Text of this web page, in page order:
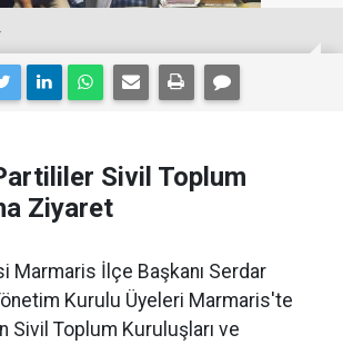
Sivil Toplum
Ziyaret
Marmaris İlçe Başkanı Serdar
Kurulu Üyeleri Marmaris'te
Sivil Toplum Kuruluşları ve